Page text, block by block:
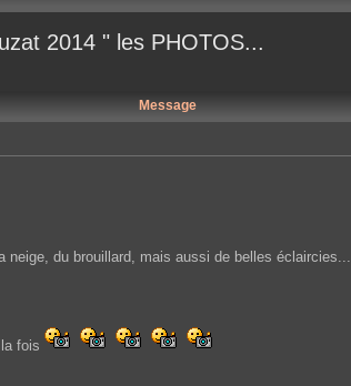
2014 " les PHOTOS...
Message
neige, du brouillard, mais aussi de belles éclaircies...
fois